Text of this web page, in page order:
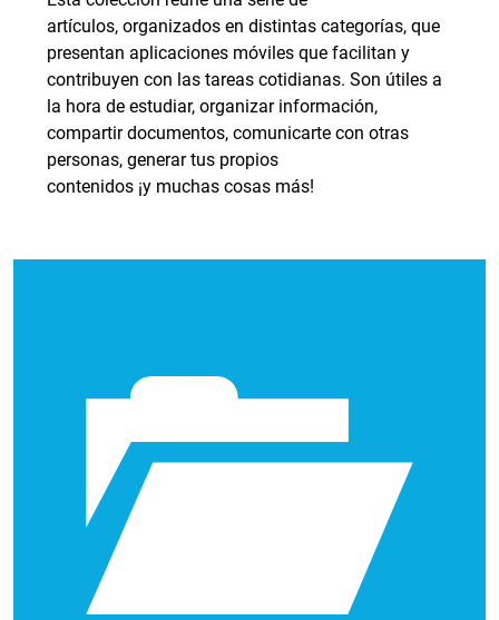
artículos, organizados en distintas categorías, que
presentan aplicaciones móviles que facilitan y
contribuyen con las tareas cotidianas. Son útiles a
la hora de estudiar, organizar información,
compartir documentos, comunicarte con otras
personas, generar tus propios
contenidos ¡y muchas cosas más!